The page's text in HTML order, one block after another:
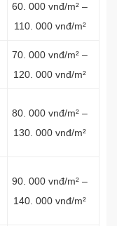
60. 000 vnđ/m² –
110. 000 vnđ/m²
70. 000 vnđ/m² –
120. 000 vnđ/m²
80. 000 vnđ/m² –
130. 000 vnđ/m²
90. 000 vnđ/m² –
140. 000 vnđ/m²